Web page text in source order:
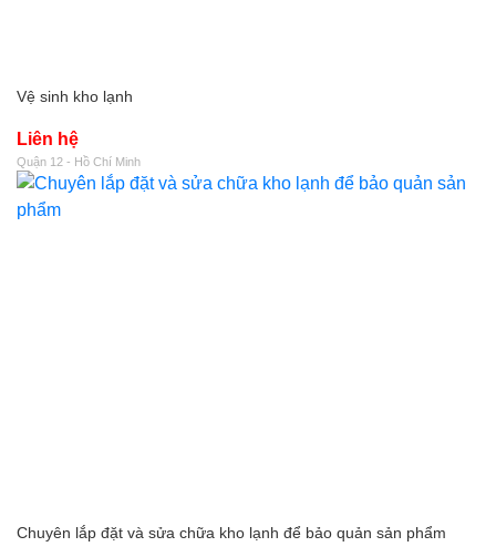
Vệ sinh kho lạnh
Liên hệ
Quận 12 - Hồ Chí Minh
Chuyên lắp đặt và sửa chữa kho lạnh để bảo quản sản phẩm